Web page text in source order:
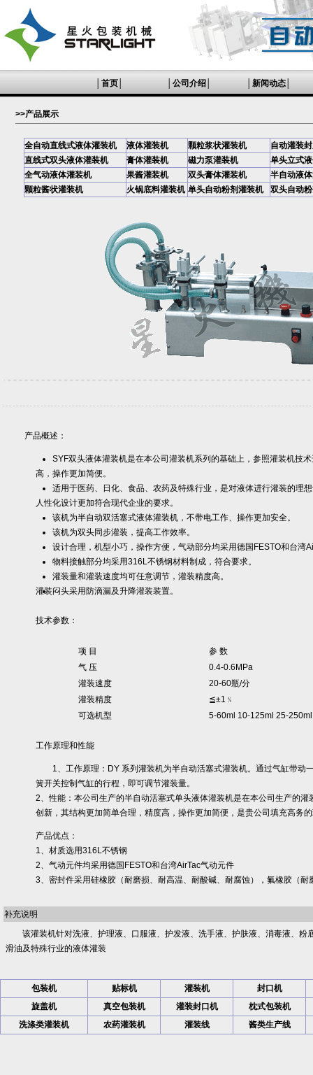
首页 公司介绍 新闻动态
>>产品展示
全自动直线式液体灌装机 液体灌装机 颗粒浆状灌装机
自动灌装
直线式双头液体灌装机
膏体灌装机 磁力泵灌装机
单头立式
全气动液体灌装机
果酱灌装机 双头膏体灌装机
半自动液
颗粒酱状灌装机
火锅底料灌装机 单头自动粉剂灌装机 双头自动
产品概述：
SYF双头液体灌装机是在本公司灌装机系列的基础上，参照灌装机技
高，操作更加简便。
适用于医药、日化、食品、农药及特殊行业，是对液体进行灌装的理
人性化设计更加符合现代企业的要求。
该机为半自动双活塞式液体灌装机，不带电工作、操作更加安全。
该机为双头同步灌装，提高工作效率。
设计合理，机型小巧，操作方便，气动部分均采用德国FESTO和台湾
物料接触部分均采用316L不锈钢材料制成，符合要求。
灌装量和灌装速度均可任意调节，灌装精度高。
灌装闷头采用防滴漏及升降灌装装置。
技术参数：
项 目
参 数
气 压
0.4-0.6MPa
灌装速度
20-60瓶/分
灌装精度
≦±1﹪
可选机型
5-60ml 10-125ml 25-
工作原理和性能
1、工作原理：DY 系列灌装机为半自动活塞式灌装机。通过气缸带动
簧开关控制气缸的行程，即可调节灌装量。
2、性能：本公司生产的半自动活塞式单头液体灌装机是在本公司生产的
创新，其结构更加简单合理，精度高，操作更加简便，是贵公司填充高务
产品优点：
1、材质选用316L不锈钢
2、气动元件均采用德国FESTO和台湾AirTac气动元件
3、密封件采用硅橡胶（耐磨损、耐高温、耐酸碱、耐腐蚀），氟橡胶（耐
补充说明
该灌装机针对洗液、护理液、口服液、护发液、洗手液、护肤液、消毒液、
滑油及特殊行业的液体灌装
包装机 贴标机 灌装机
封口机
旋盖机
真空包装机 灌装封口机
枕式包装机
洗涤类灌装机
农药灌装机 灌装线 酱类生产线